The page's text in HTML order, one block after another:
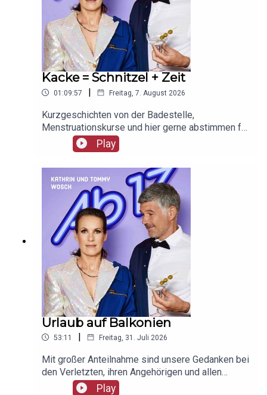
Kacke = Schnitzel + Zeit
01:09:57 | Freitag, 7. August 2026
Kurzgeschichten von der Badestelle,
Menstruationskurse und hier gerne abstimmen für
SOPHIE: https://www.quotenmeter.de/fernsehpre
Play
Urlaub auf Balkonien
53:11 | Freitag, 31. Juli 2026
Mit großer Anteilnahme sind unsere Gedanken bei
den Verletzten, ihren Angehörigen und allen
Betroffenen des Anschlags auf den CSD.
Play